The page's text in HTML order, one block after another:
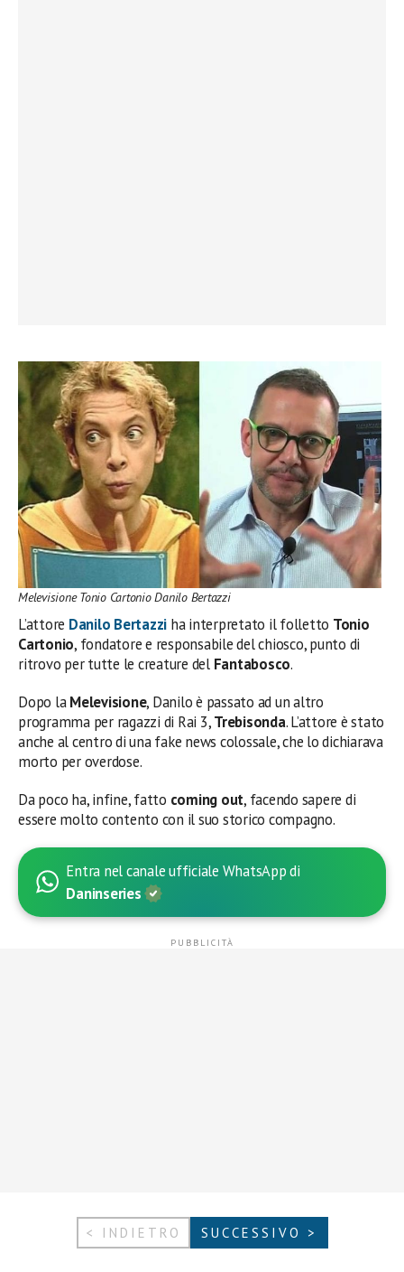
Melevisione Tonio Cartonio Danilo Bertazzi
L’attore Danilo Bertazzi ha interpretato il folletto Tonio
Cartonio, fondatore e responsabile del chiosco, punto di
ritrovo per tutte le creature del Fantabosco.
Dopo laMelevisione, Danilo è passato ad un altro
programma per ragazzi di Rai 3,Trebisonda. L’attore è stato
anche al centro di una fake news colossale, che lo dichiarava
morto per overdose.
Da poco ha, infine, fatto coming out, facendo sapere di
essere molto contento con il suo storico compagno.
Entra nel canale ufficiale WhatsApp di
Daninseries
< INDIETRO SUCCESSIVO >